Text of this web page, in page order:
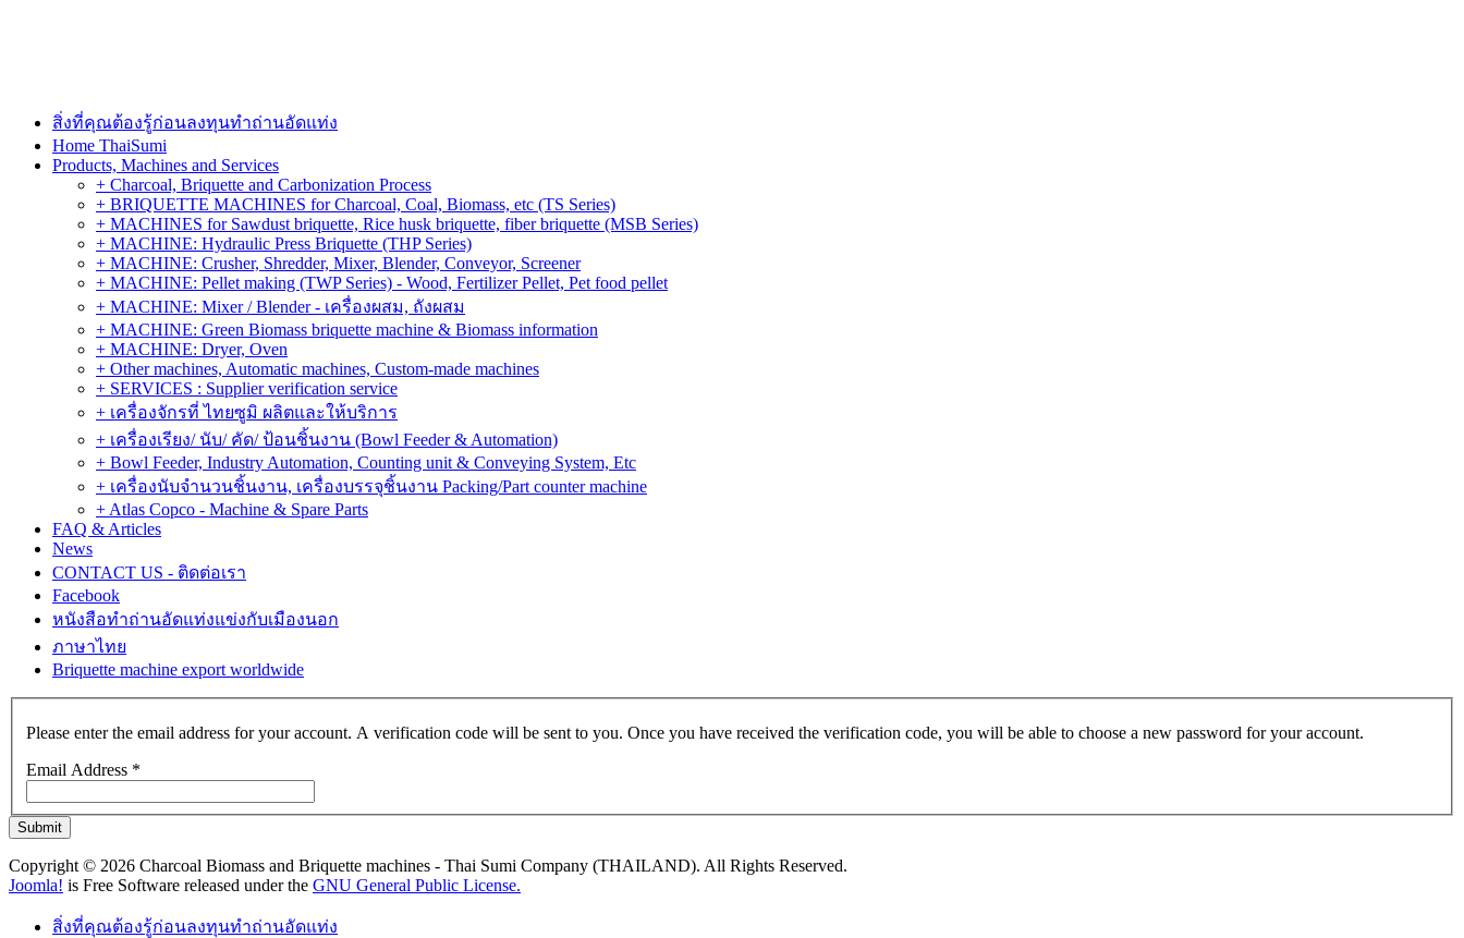
สิ่งที่คุณต้องรู้ก่อนลงทุนทำถ่านอัดแท่ง
Home ThaiSumi
Products, Machines and Services
+ Charcoal, Briquette and Carbonization Process
+ BRIQUETTE MACHINES for Charcoal, Coal, Biomass, etc (TS Series)
+ MACHINES for Sawdust briquette, Rice husk briquette, fiber briquette (MSB Series)
+ MACHINE: Hydraulic Press Briquette (THP Series)
+ MACHINE: Crusher, Shredder, Mixer, Blender, Conveyor, Screener
+ MACHINE: Pellet making (TWP Series) - Wood, Fertilizer Pellet, Pet food pellet
+ MACHINE: Mixer / Blender - เครื่องผสม, ถังผสม
+ MACHINE: Green Biomass briquette machine & Biomass information
+ MACHINE: Dryer, Oven
+ Other machines, Automatic machines, Custom-made machines
+ SERVICES : Supplier verification service
+ เครื่องจักรที่ ไทยซูมิ ผลิตและให้บริการ
+ เครื่องเรียง/ นับ/ คัด/ ป้อนชิ้นงาน (Bowl Feeder & Automation)
+ Bowl Feeder, Industry Automation, Counting unit & Conveying System, Etc
+ เครื่องนับจำนวนชิ้นงาน, เครื่องบรรจุชิ้นงาน Packing/Part counter machine
+ Atlas Copco - Machine & Spare Parts
FAQ & Articles
News
CONTACT US - ติดต่อเรา
Facebook
หนังสือทำถ่านอัดแท่งแข่งกับเมืองนอก
ภาษาไทย
Briquette machine export worldwide
Please enter the email address for your account. A verification code will be sent to you. Once you have received the verification code, you will be able to choose a new password for your account.
Email Address *
Submit
Copyright © 2026 Charcoal Biomass and Briquette machines - Thai Sumi Company (THAILAND). All Rights Reserved.
Joomla! is Free Software released under the GNU General Public License.
สิ่งที่คุณต้องรู้ก่อนลงทุนทำถ่านอัดแท่ง